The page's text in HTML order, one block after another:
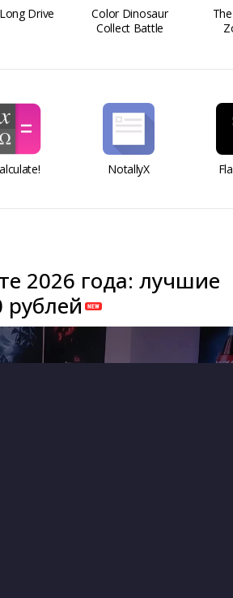
Drive
Color Dinosaur
Collect Battle
NotallyX
2026 года: лучшие
рублей